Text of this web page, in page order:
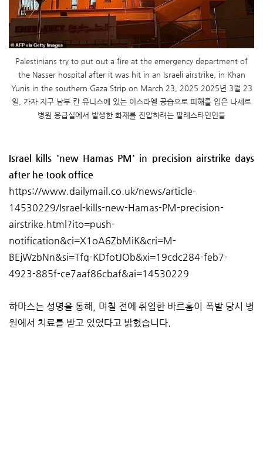
Palestinians try to put out a fire at the emergency department of
the Nasser hospital after it was hit in an Israeli airstrike, in Khan
Yunis in the southern Gaza Strip on March 23, 2025 2025년 3월 23
일, 가자 지구 남부 칸 유니스에 있는 이스라엘 공습으로 피해를 입은 나세르
병원 응급실에서 발생한 화재를 진압하려는 팔레스타인인들
Israel kills 'new Hamas PM' in precision airstrike days
after he took office
https://www.dailymail.co.uk/news/article-
14530229/Israel-kills-new-Hamas-PM-precision-
airstrike.html?ito=push-
notification&ci=X1oA6ZbMiK&cri=M-
BEjWzbNn&si=Tfq-KDfotJOb&xi=19cdc284-feb7-
4923-885f-ce7aaf86cbaf&ai=14530229
하마스는 성명을 통해, 며칠 전에 취임한 바르훔이 폭발 당시 병
원에서 치료를 받고 있었다고 밝혔습니다.